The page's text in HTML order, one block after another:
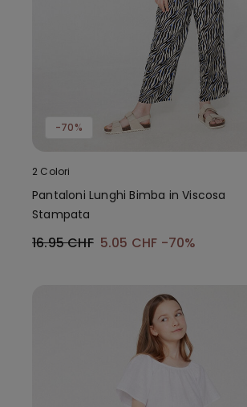
-70%
2 Colori
Pantaloni Lunghi Bimba in Viscosa
Stampata
16.95 CHF 5.05 CHF -70%